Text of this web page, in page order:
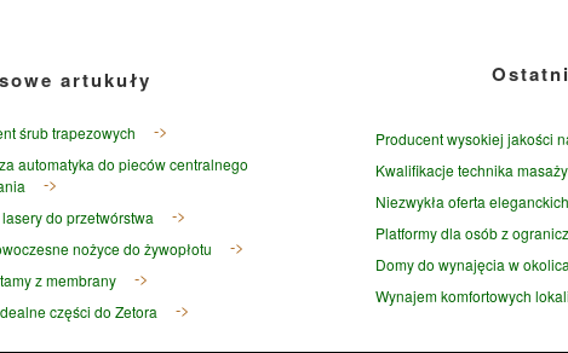
artukuły
śrub trapezowych
automatyka do pieców centralnego
do przetwórstwa
nożyce do żywopłotu
z membrany
części do Zetora
Producent wysokiej jakości
Kwalifikacje technika
Niezwykła oferta
Platformy dla osób z
Domy do wynajęcia w
Wynajem komfortowych